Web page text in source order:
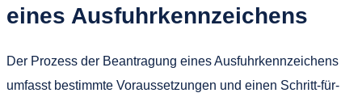
eines Ausfuhrkennzeichens
Der Prozess der Beantragung eines Ausfuhrkennzeichens
umfasst bestimmte Voraussetzungen und einen Schritt-für-